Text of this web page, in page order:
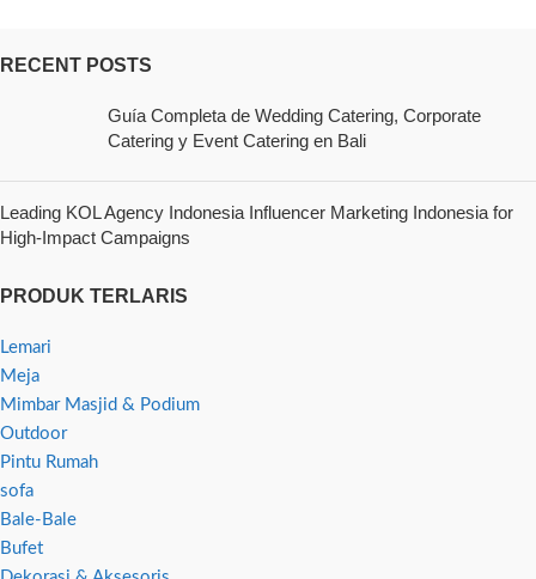
RECENT POSTS
Guía Completa de Wedding Catering, Corporate
Catering y Event Catering en Bali
Leading KOL Agency Indonesia Influencer Marketing Indonesia for
High-Impact Campaigns
PRODUK TERLARIS
Lemari
Meja
Mimbar Masjid & Podium
Outdoor
Pintu Rumah
sofa
Bale-Bale
Bufet